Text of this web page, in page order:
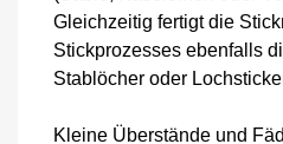
Gleichzeitig fertigt die
Stickprozesses ebenfalls
Stablöcher oder
Kleine Überstände und